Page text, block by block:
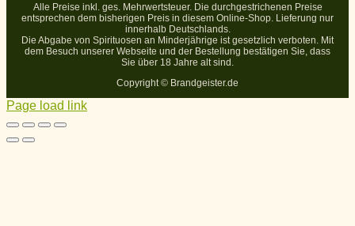
Alle Preise inkl. ges. Mehrwertsteuer. Die durchgestrichenen Preise
entsprechen dem bisherigen Preis in diesem Online-Shop. Lieferung nur
innerhalb Deutschlands.
Die Abgabe von Spirituosen an Minderjährige ist gesetzlich verboten. Mit
dem Besuch unserer Webseite und der Bestellung bestätigen Sie, dass
Sie über 18 Jahre alt sind.
Copyright © Brandgeister.de
Page load link